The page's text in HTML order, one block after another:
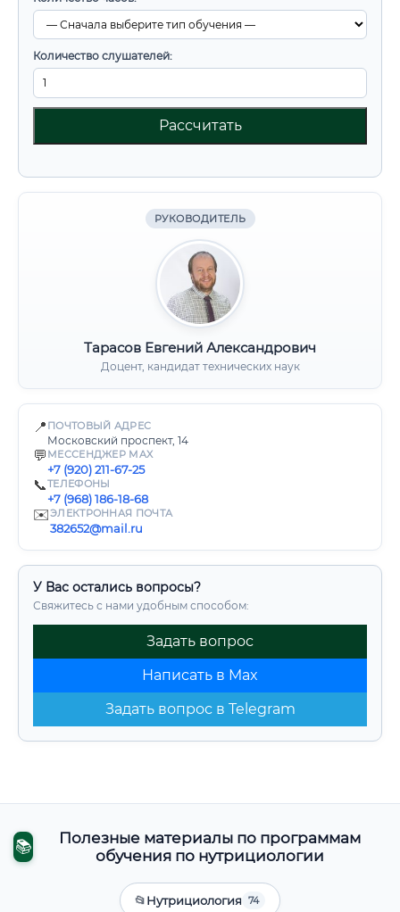
Количество слушателей:
Рассчитать
РУКОВОДИТЕЛЬ
Тарасов Евгений Александрович
Доцент, кандидат технических наук
📍 ПОЧТОВЫЙ АДРЕС
Московский проспект, 14
💬 МЕССЕНДЖЕР MAX
+7 (920) 211-67-25
📞ТЕЛЕФОНЫ
+7 (968) 186-18-68
✉️ЭЛЕКТРОННАЯ ПОЧТА
382652@mail.ru
У Вас остались вопросы?
Свяжитесь с нами удобным способом:
Задать вопрос
Написать в Max
Задать вопрос в Telegram
📚
Полезные материалы по программам
обучения по нутрициологии
📂Нутрициология 74